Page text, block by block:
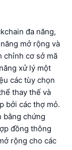
đa năng,
mở rộng và
chỉnh cơ sở mã
xử lý một
các tùy chọn
thay thế và
bởi các thợ mỏ.
bằng chứng
đồng thông
rộng cho các